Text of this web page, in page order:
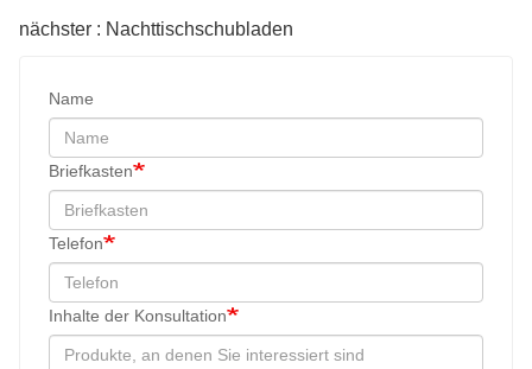
nächster : Nachttischschubladen
Name
Briefkasten
Telefon
Inhalte der Konsultation